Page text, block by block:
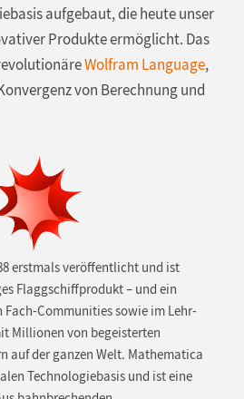
aufgebaut, die heute unser
Produkte ermöglicht. Das
Wolfram Language,
von Berechnung und
erstmals veröffentlicht und ist
Flaggschiffprodukt – und ein
Fach-Communities sowie im Lehr-
Millionen von begeisterten
auf der ganzen Welt. Mathematica
Technologiebasis und ist eine